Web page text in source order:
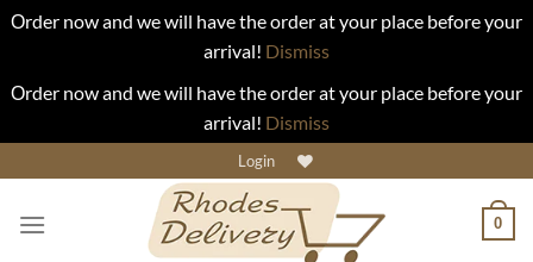
Οrder now and we will have the order at your place before your
arrival! Dismiss
Οrder now and we will have the order at your place before your
arrival! Dismiss
to
content
Login
0